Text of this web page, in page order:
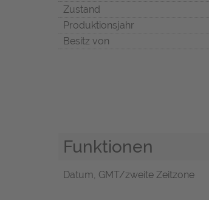
Zustand
Produktionsjahr
Besitz von
Funktionen
Datum, GMT/zweite Zeitzone